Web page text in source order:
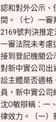
認和對外公示、
間。（七）一
2169號判決推
一審法院未考慮
接到登記機關公
對新中實公司出
訟主體是否適格
員，新中實公司
沈O敏辯稱：一
律效力。（一）